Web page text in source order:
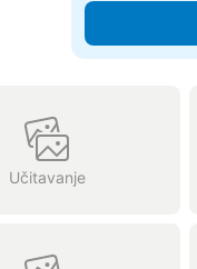
Učitavanje